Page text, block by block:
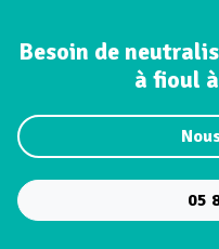
Besoin de
à fioul
05